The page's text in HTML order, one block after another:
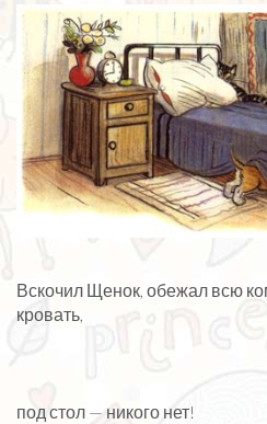
Вскочил Щенок, обежал всю
кровать,
под стол — никого нет!